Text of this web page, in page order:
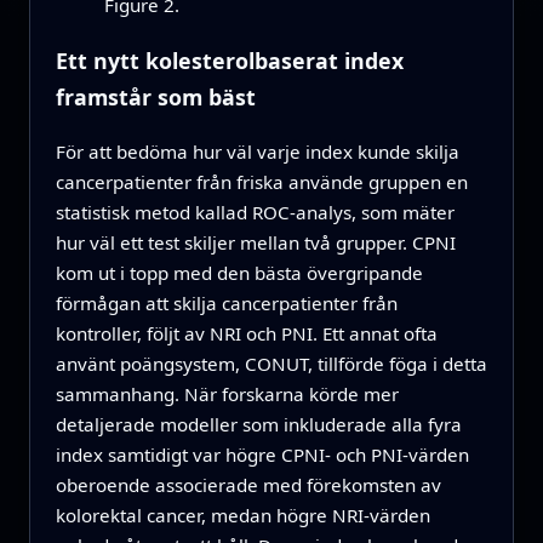
Figure 2.
Ett nytt kolesterolbaserat index
framstår som bäst
För att bedöma hur väl varje index kunde skilja
cancerpatienter från friska använde gruppen en
statistisk metod kallad ROC‑analys, som mäter
hur väl ett test skiljer mellan två grupper. CPNI
kom ut i topp med den bästa övergripande
förmågan att skilja cancerpatienter från
kontroller, följt av NRI och PNI. Ett annat ofta
använt poängsystem, CONUT, tillförde föga i detta
sammanhang. När forskarna körde mer
detaljerade modeller som inkluderade alla fyra
index samtidigt var högre CPNI‑ och PNI‑värden
oberoende associerade med förekomsten av
kolorektal cancer, medan högre NRI‑värden